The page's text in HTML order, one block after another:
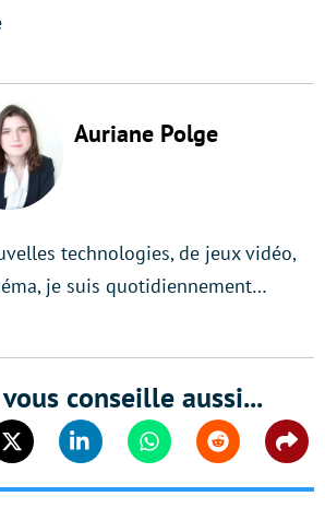
Auriane Polge
technologies, de jeux vidéo,
je suis quotidiennement…
conseille aussi...
Twitter Linkedin WhatsappReddit